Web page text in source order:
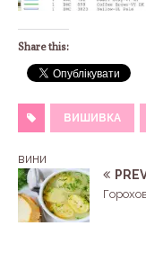
Share this:
ВИШИВКА
вини